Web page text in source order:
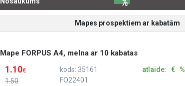
Mapes prospektiem ar kabatām
Mape FORPUS A4, melna ar 10 kabatas
1.50
1.10€
kods: 35161
FO22401
atlaide: € %